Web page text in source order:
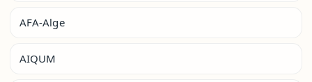
AFA-Alge
AIQUM